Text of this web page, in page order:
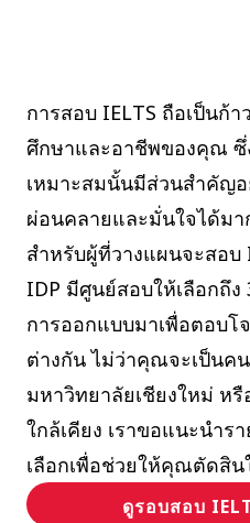
การสอบ IELTS ถือเป็นก้
ศึกษาและอาชีพของคุณ ซึ่
เหมาะสมนั้นมีส่วนสำคัญ
ผ่อนคลายและมั่นใจได้ม
สำหรับผู้ที่วางแผนจะสอบ
IDP มีศูนย์สอบให้เลือกถึ
การออกแบบมาเพื่อตอบ
ต่างกัน ไม่ว่าคุณจะเป็นค
มหาวิทยาลัยเชียงใหม่ ห
ใกล้เคียง เราขอแนะนำร
เลือกเพื่อช่วยให้คุณตัดสิน
ดูรอบสอบ